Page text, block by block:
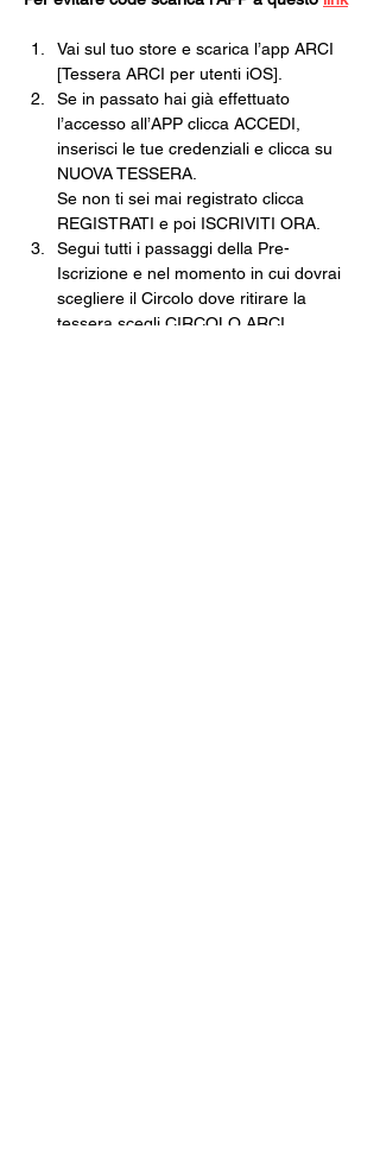
Vai sul tuo store e scarica l’app ARCI
[Tessera ARCI per utenti iOS].
Se in passato hai già effettuato
l’accesso all’APP clicca ACCEDI,
inserisci le tue credenziali e clicca su
NUOVA TESSERA.
Se non ti sei mai registrato clicca
REGISTRATI e poi ISCRIVITI ORA.
Segui tutti i passaggi della Pre-
Iscrizione e nel momento in cui dovrai
scegliere il Circolo dove ritirare la
tessera scegli CIRCOLO ARCI